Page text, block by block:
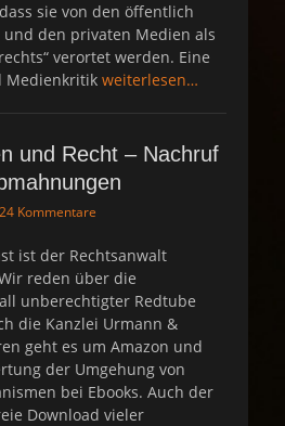
sie von den öffentlich
den privaten Medien als
verortet werden. Eine
Medienkritik weiterlesen…
und Recht – Nachruf
Kommentare
ist der Rechtsanwalt
reden über die
unberechtigter Redtube
die Kanzlei Urmann &
geht es um Amazon und
der Umgehung von
bei Ebooks. Auch der
Download vieler